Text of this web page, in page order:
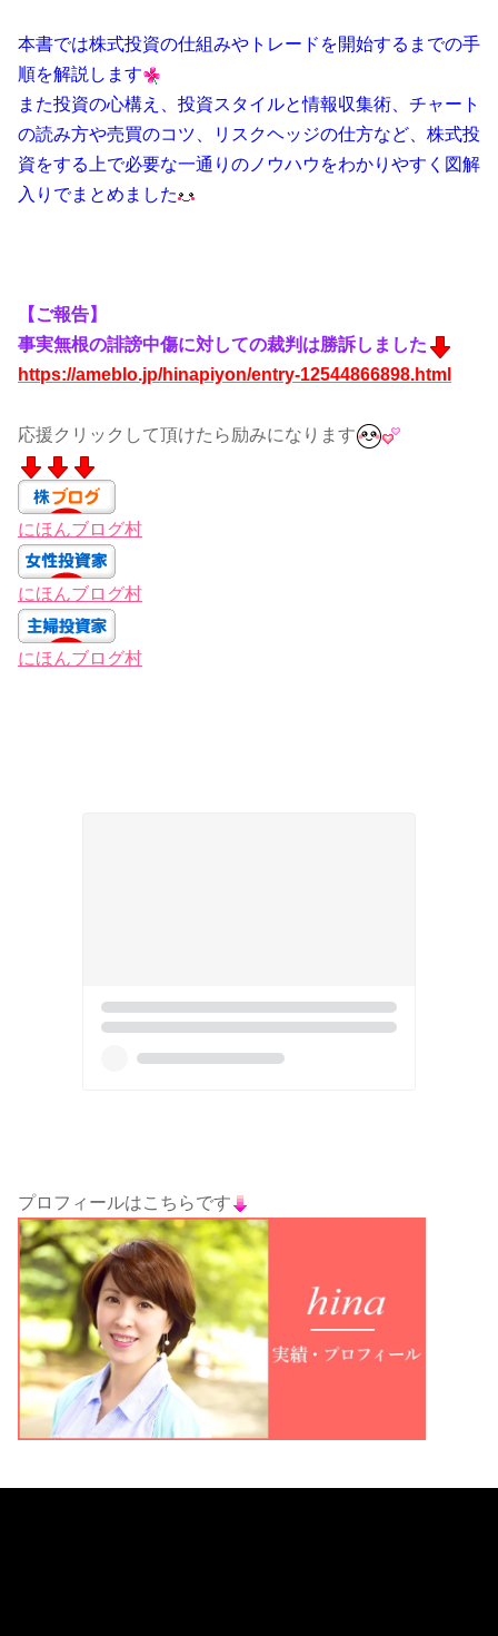
本書では株式投資の仕組みやトレードを開始するまでの手
順を解説します
また投資の心構え、投資スタイルと情報収集術、チャート
の読み方や売買のコツ、リスクヘッジの仕方など、株式投
資をする上で必要な一通りのノウハウをわかりやすく図解
入りでまとめました
【ご報告】
事実無根の誹謗中傷に対しての裁判は勝訴しました
https://ameblo.jp/hinapiyon/entry-12544866898.html
応援クリックして頂けたら励みになります
にほんブログ村
にほんブログ村
にほんブログ村
プロフィールはこちらです